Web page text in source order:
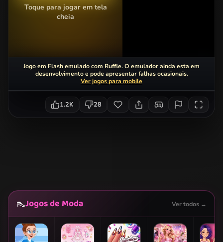
Toque para jogar em tela
cheia
Jogo em Flash emulado com Ruffle. O emulador ainda esta em
desenvolvimento e pode apresentar falhas ocasionais.
Ver jogos para mobile
1.2K 28
👠Jogos de Moda Ver todos →